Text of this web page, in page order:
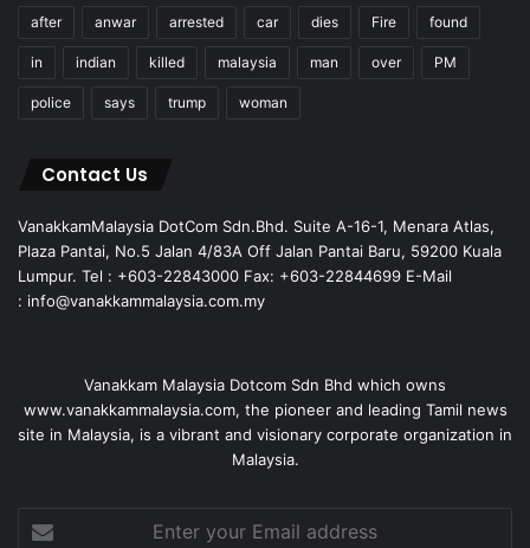
after anwar arrested car dies Fire found
in indian killed malaysia man over PM
police says trump woman
Contact Us
VanakkamMalaysia DotCom Sdn.Bhd. Suite A-16-1, Menara Atlas,
Plaza Pantai, No.5 Jalan 4/83A Off Jalan Pantai Baru, 59200 Kuala
Lumpur. Tel : +603-22843000 Fax: +603-22844699 E-Mail
: info@vanakkammalaysia.com.my
Vanakkam Malaysia Dotcom Sdn Bhd which owns
www.vanakkammalaysia.com, the pioneer and leading Tamil news
site in Malaysia, is a vibrant and visionary corporate organization in
Malaysia.
your